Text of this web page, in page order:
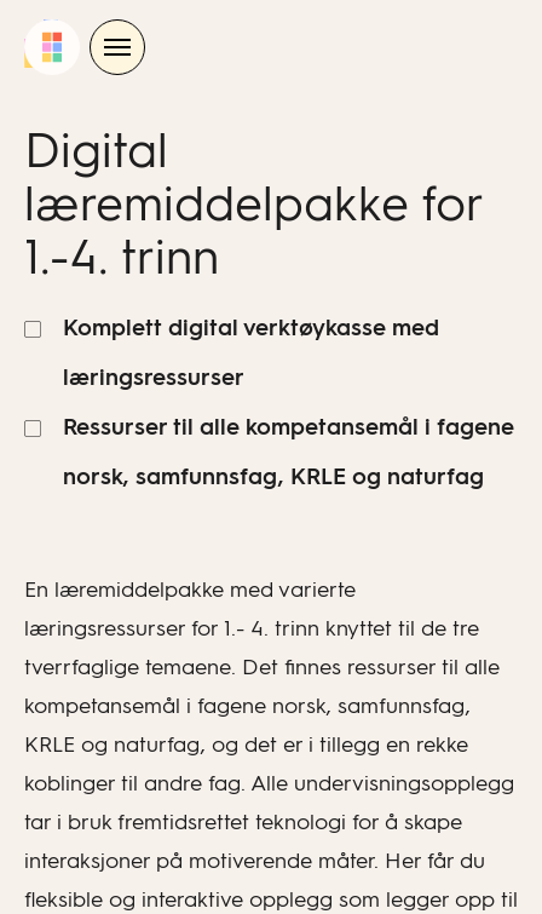
Digital
læremiddelpakke for
1.-4. trinn
Komplett digital verktøykasse med
læringsressurser
Ressurser til alle kompetansemål i fagene
norsk, samfunnsfag, KRLE og naturfag
En læremiddelpakke med varierte
læringsressurser for 1.- 4. trinn knyttet til de tre
tverrfaglige temaene. Det finnes ressurser til alle
kompetansemål i fagene norsk, samfunnsfag,
KRLE og naturfag, og det er i tillegg en rekke
koblinger til andre fag. Alle undervisningsopplegg
tar i bruk fremtidsrettet teknologi for å skape
interaksjoner på motiverende måter. Her får du
fleksible og interaktive opplegg som legger opp til